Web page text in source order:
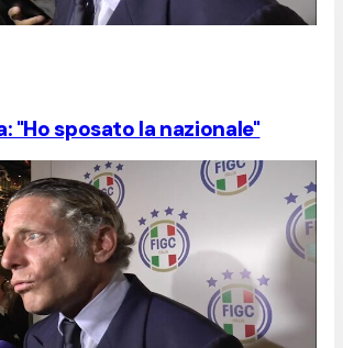
"Ho sposato la nazionale"